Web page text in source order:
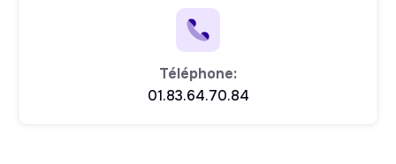
Téléphone:
01.83.64.70.84